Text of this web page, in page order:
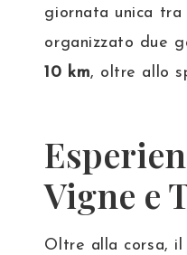
giornata unica
organizzato due
10 km, oltre allo
Vigne e
Oltre alla corsa, il